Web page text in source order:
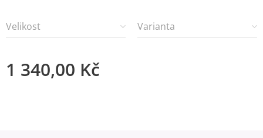
Velikost Varianta
1 340,00 Kč